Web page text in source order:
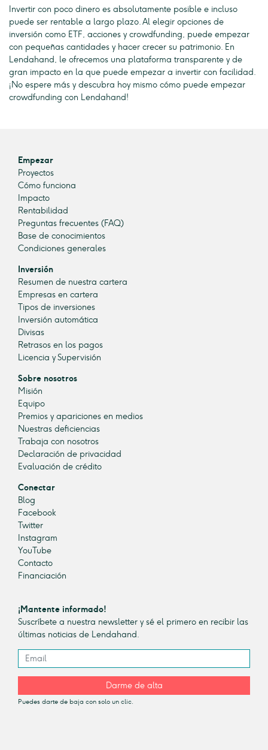
Invertir con poco dinero es absolutamente posible e incluso
puede ser rentable a largo plazo. Al elegir opciones de
inversión como ETF, acciones y crowdfunding, puede empezar
con pequeñas cantidades y hacer crecer su patrimonio. En
Lendahand, le ofrecemos una plataforma transparente y de
gran impacto en la que puede empezar a invertir con facilidad.
¡No espere más y descubra hoy mismo cómo puede empezar
crowdfunding con Lendahand!
Empezar
Proyectos
Cómo funciona
Impacto
Rentabilidad
Preguntas frecuentes (FAQ)
Base de conocimientos
Condiciones generales
Inversión
Resumen de nuestra cartera
Empresas en cartera
Tipos de inversiones
Inversión automática
Divisas
Retrasos en los pagos
Licencia y Supervisión
Sobre nosotros
Misión
Equipo
Premios y apariciones en medios
Nuestras deficiencias
Trabaja con nosotros
Declaración de privacidad
Evaluación de crédito
Conectar
Blog
Facebook
Twitter
Instagram
YouTube
Contacto
Financiación
¡Mantente informado!
Suscríbete a nuestra newsletter y sé el primero en recibir las
últimas noticias de Lendahand.
Darme de alta
Puedes darte de baja con solo un clic.